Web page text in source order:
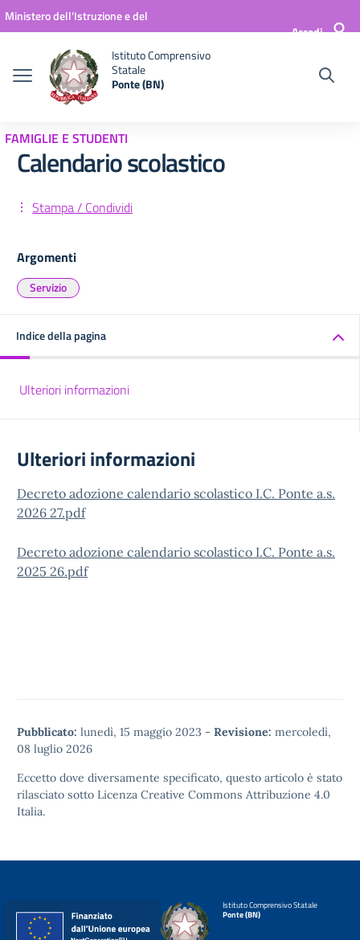
Vai ai contenuti
Vai al menu di navigazione
Vai al footer
Ministero dell'Istruzione e del
Accedi
Istituto Comprensivo
Statale
Ponte (BN)
FAMIGLIE E STUDENTI
Calendario scolastico
Stampa / Condividi
Argomenti
Servizio
Indice della pagina
Ulteriori informazioni
Ulteriori informazioni
Decreto adozione calendario scolastico I.C. Ponte a.s.
2026 27.pdf
Decreto adozione calendario scolastico I.C. Ponte a.s.
2025 26.pdf
Pubblicato: lunedì, 15 maggio 2023 - Revisione: mercoledì,
08 luglio 2026
Eccetto dove diversamente specificato, questo articolo è stato
rilasciato sotto Licenza Creative Commons Attribuzione 4.0
Italia.
Istituto Comprensivo Statale
Ponte (BN)